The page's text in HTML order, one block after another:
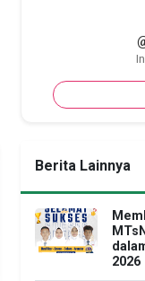
Berita Lainnya
2026